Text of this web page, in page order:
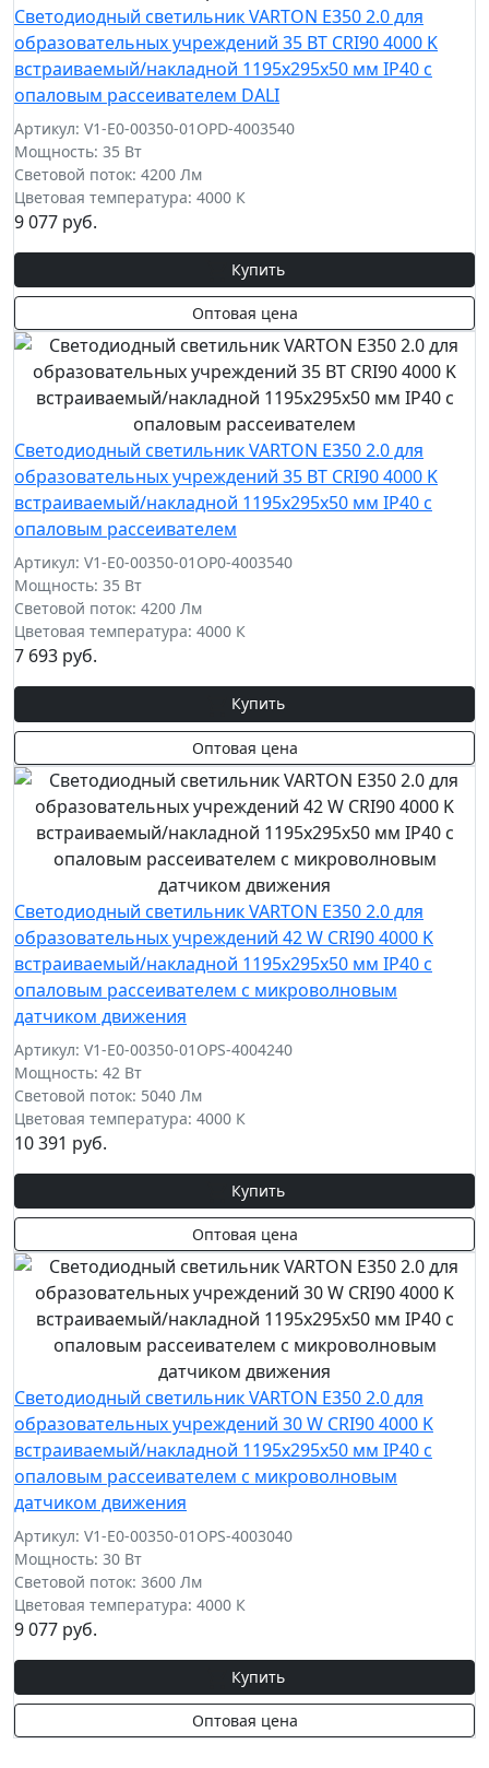
Светодиодный светильник VARTON E350 2.0 для
образовательных учреждений 35 ВТ CRI90 4000 K
встраиваемый/накладной 1195х295х50 мм IP40 с
опаловым рассеивателем DALI
Артикул: V1-E0-00350-01OPD-4003540
Мощность: 35 Вт
Световой поток: 4200 Лм
Цветовая температура: 4000 К
9 077 руб.
Купить
Оптовая цена
Светодиодный светильник VARTON E350 2.0 для
образовательных учреждений 35 ВТ CRI90 4000 K
встраиваемый/накладной 1195х295х50 мм IP40 с
опаловым рассеивателем
Артикул: V1-E0-00350-01OP0-4003540
Мощность: 35 Вт
Световой поток: 4200 Лм
Цветовая температура: 4000 К
7 693 руб.
Купить
Оптовая цена
Светодиодный светильник VARTON E350 2.0 для
образовательных учреждений 42 W CRI90 4000 K
встраиваемый/накладной 1195х295х50 мм IP40 с
опаловым рассеивателем с микроволновым
датчиком движения
Артикул: V1-E0-00350-01OPS-4004240
Мощность: 42 Вт
Световой поток: 5040 Лм
Цветовая температура: 4000 К
10 391 руб.
Купить
Оптовая цена
Светодиодный светильник VARTON E350 2.0 для
образовательных учреждений 30 W CRI90 4000 K
встраиваемый/накладной 1195х295х50 мм IP40 с
опаловым рассеивателем с микроволновым
датчиком движения
Артикул: V1-E0-00350-01OPS-4003040
Мощность: 30 Вт
Световой поток: 3600 Лм
Цветовая температура: 4000 К
9 077 руб.
Купить
Оптовая цена